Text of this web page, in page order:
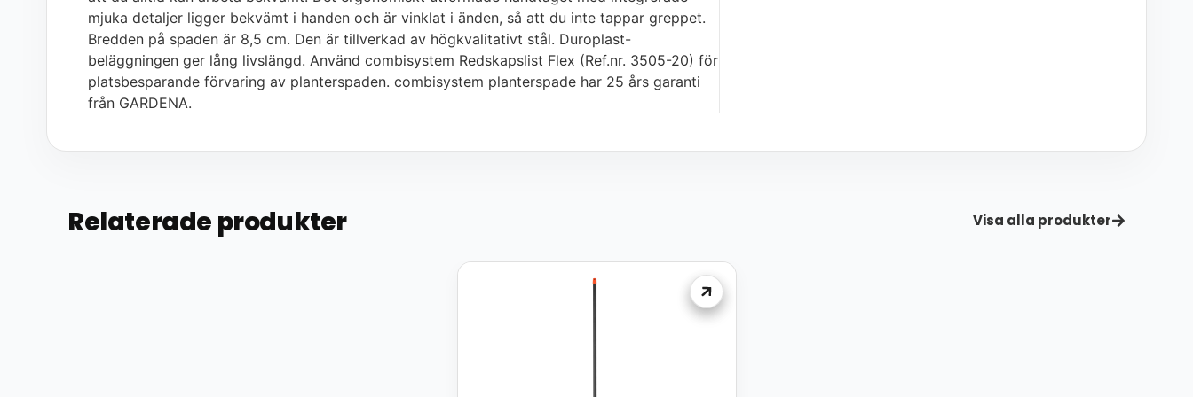
mjuka detaljer ligger bekvämt i handen och är vinklat i änden, så att du inte tappar greppet.
Bredden på spaden är 8,5 cm. Den är tillverkad av högkvalitativt stål. Duroplast-
beläggningen ger lång livslängd. Använd combisystem Redskapslist Flex (Ref.nr. 3505-20) för
platsbesparande förvaring av planterspaden. combisystem planterspade har 25 års garanti
från GARDENA.
Relaterade produkter Visa alla produkter